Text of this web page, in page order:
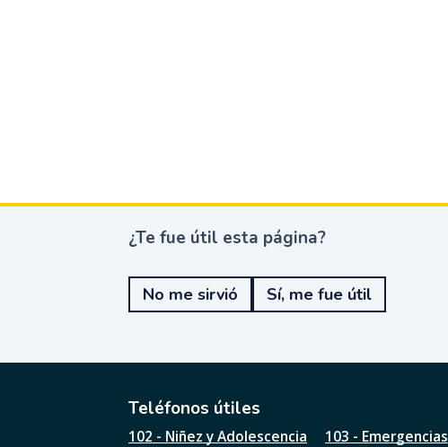
¿
e
u
t
l
s
¿Te fue útil esta página?
No me sirvió Sí, me fue útil
Teléfonos útiles
102 - Niñez y Adolescencia 103 - Emergencias